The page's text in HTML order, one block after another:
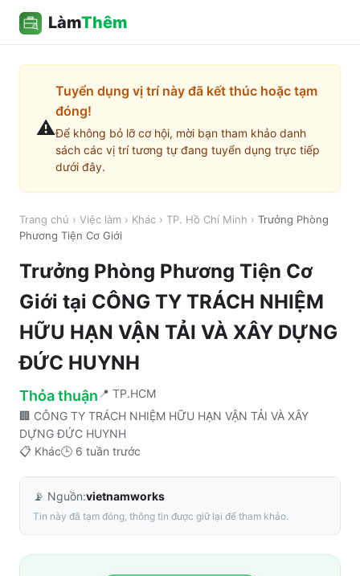
LàmThêm
⚠️
Tuyển dụng vị trí này đã kết thúc hoặc tạm
đóng!
Để không bỏ lỡ cơ hội, mời bạn tham khảo danh
sách các vị trí tương tự đang tuyển dụng trực tiếp
dưới đây.
Trang chủ › Việc làm › Khác › TP. Hồ Chí Minh › Trưởng Phòng
Phương Tiện Cơ Giới
Trưởng Phòng Phương Tiện Cơ
Giới tại CÔNG TY TRÁCH NHIỆM
HỮU HẠN VẬN TẢI VÀ XÂY DỰNG
ĐỨC HUYNH
Thỏa thuận 📍 TP.HCM
🏢 CÔNG TY TRÁCH NHIỆM HỮU HẠN VẬN TẢI VÀ XÂY
DỰNG ĐỨC HUYNH
📋 Khác🕒 6 tuần trước
📡 Nguồn:vietnamworks
Tin này đã tạm đóng, thông tin được giữ lại để tham khảo.